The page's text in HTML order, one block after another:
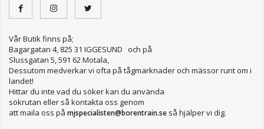
Vår Butik finns på;
Bagargatan 4, 825 31 IGGESUND och på
Slussgatan 5, 591 62 Motala,
Dessutom medverkar vi ofta på tågmarknader och mässor runt om i
landet!
Hittar du inte vad du söker kan du använda
sökrutan eller så kontakta oss genom
att maila oss på mjspecialisten@borentrain.se så hjälper vi dig.